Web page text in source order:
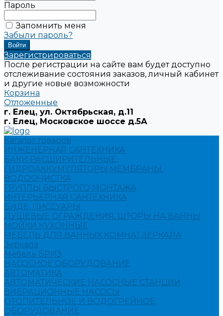
Пароль
Запомнить меня
Забыли пароль?
Зарегистрироваться
После регистрации на сайте вам будет доступно
отслеживание состояния заказов, личный кабинет
и другие новые возможности
Корзина
Отложенные
г. Елец, ул. Октябрьская, д.11
г. Елец, Московское шоссе д.5А
Каталог товаров
ИНЖЕНЕРНАЯ САНТЕХНИКА
БАКИ РАСШИРИТЕЛЬНЫЕ,
ГИДРОАККУМУЛЯТОРЫ,МЕМБРАНЫ.
ВОДООЧИСТКА
ГРУППЫ БЫСТРОГО МОНТАЖА
ИНТЕРЬЕРНАЯ САНТЕХНИКА
БИДЕ, ПИССУАРЫ
ДУШЕВЫЕ ОГРАЖДЕНИЯ, ШТОРЫ НА ВАННЫ
МОЙКИ КУХОННЫЕ
МЕБЕЛЬ ДЛЯ ВАННЫХ КОМНАТ,ЗЕРКАЛА
Зеркала
Мебель БРИЗ
НАСОСНОЕ ОБОРУДОВАНИЕ
АВТОМАТИКА
АВТОМАТИЧЕСКИЕ НАСОСНЫЕ СТАНЦИИ
ВИБРАЦИОННЫЕ НАСОСЫ
ОТОПИТЕЛЬНОЕ И ВОДОГРЕЙНОЕ
ОБОРУДОВАНИЕ